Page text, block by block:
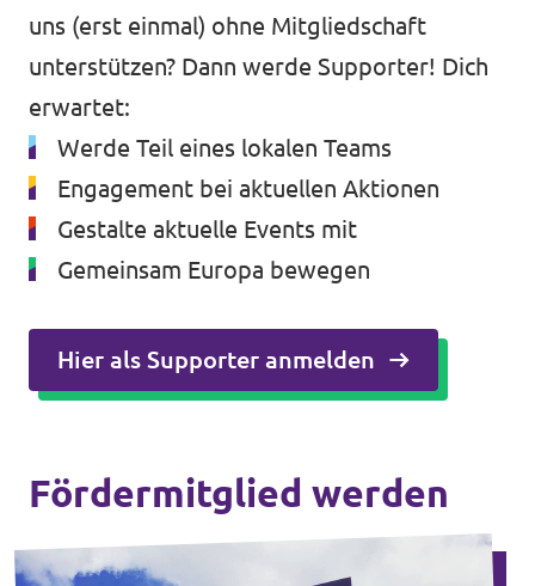
uns (erst einmal) ohne Mitgliedschaft
unterstützen? Dann werde Supporter! Dich
erwartet:
Werde Teil eines lokalen Teams
Engagement bei aktuellen Aktionen
Gestalte aktuelle Events mit
Gemeinsam Europa bewegen
Hier als Supporter anmelden
Fördermitglied werden